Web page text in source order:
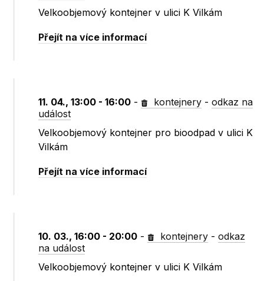
Velkoobjemový kontejner v ulici K Vilkám
Přejít na více informací
11. 04., 13:00 - 16:00 - kontejnery -odkaz na
událost
Velkoobjemový kontejner pro bioodpad v ulici K
Vilkám
Přejít na více informací
10. 03., 16:00 - 20:00 - kontejnery -odkaz
na událost
Velkoobjemový kontejner v ulici K Vilkám